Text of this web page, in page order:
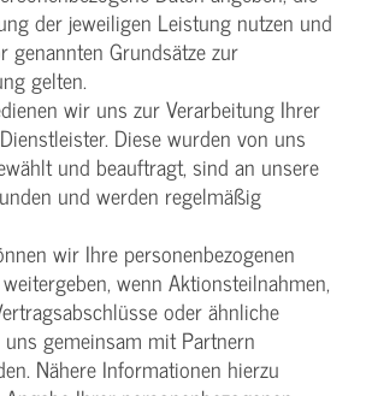
der jeweiligen Leistung nutzen und
genannten Grundsätze zur
gelten.
wir uns zur Verarbeitung Ihrer
Diese wurden von uns
und beauftragt, sind an unsere
und werden regelmäßig
wir Ihre personenbezogenen
wenn Aktionsteilnahmen,
oder ähnliche
gemeinsam mit Partnern
Nähere Informationen hierzu